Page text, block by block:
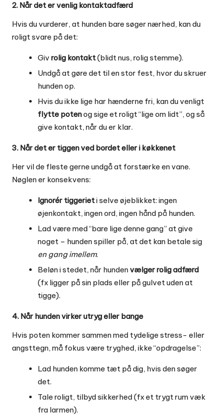
2. Når det er venlig kontaktadfærd
Hvis du vurderer, at hunden bare søger nærhed, kan du
roligt svare på det:
Giv rolig kontakt(blidt nus, rolig stemme).
Undgå at gøre det til en stor fest, hvor du skruer
hunden op.
Hvis du ikke lige har hænderne fri, kan du venligt
flytte potenog sige et roligt “lige om lidt”, og så
give kontakt, når du er klar.
3. Når det er tiggen ved bordet eller i køkkenet
Her vil de fleste gerne undgå at forstærke en vane.
Nøglen er konsekvens:
Ignorér tiggerieti selve øjeblikket: ingen
øjenkontakt, ingen ord, ingen hånd på hunden.
Lad være med “bare lige denne gang” at give
noget – hunden spiller på, at det kan betale sig
en gang imellem.
Beløn i stedet, når hundenvælger rolig adfærd
(fx ligger på sin plads eller på gulvet uden at
tigge).
4. Når hunden virker utryg eller bange
Hvis poten kommer sammen med tydelige stress- eller
angsttegn, må fokus være tryghed, ikke “opdragelse”:
Lad hunden komme tæt på dig, hvis den søger
det.
Tale roligt, tilbyd sikkerhed (fx et trygt rum væk
fra larmen).